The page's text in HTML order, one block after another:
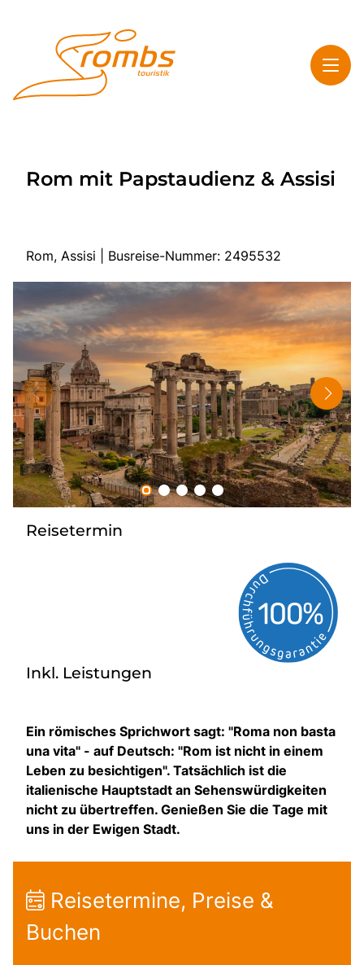
Highlights
Kontakt & Info
Start
Mehrtagesreisen
Tagesreisen
Bus anmieten
Rombs Touristik
Kontakt & Info
Rom mit Papstaudienz & Assisi
Rom, Assisi | Busreise-Nummer: 2495532
Reisetermin
Inkl. Leistungen
Ein römisches Sprichwort sagt: "Roma non basta
una vita" - auf Deutsch: "Rom ist nicht in einem
Leben zu besichtigen". Tatsächlich ist die
italienische Hauptstadt an Sehenswürdigkeiten
nicht zu übertreffen. Genießen Sie die Tage mit
uns in der Ewigen Stadt.
Reisetermine, Preise &
Buchen